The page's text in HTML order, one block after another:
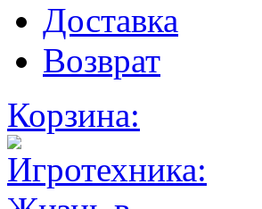
Доставка
Возврат
Корзина: